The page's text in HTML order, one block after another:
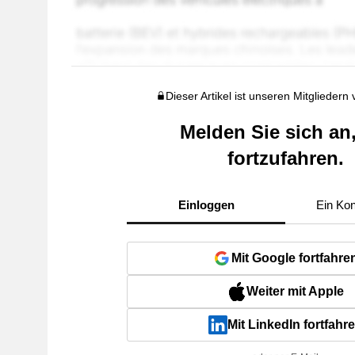
Dieser Artikel ist unseren Mitgliedern
Melden Sie sich
fortzufahren.
Einloggen Ein
Mit Google
Weiter mit Apple
Mit LinkedIn